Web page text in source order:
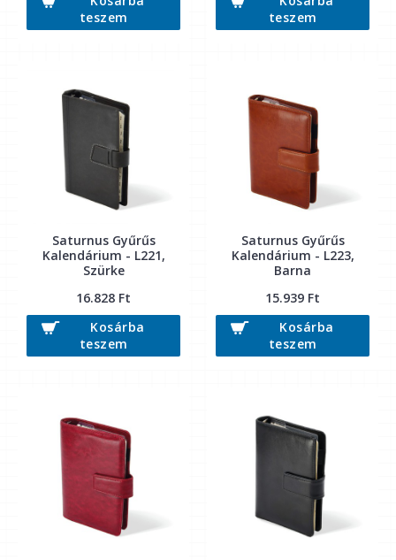
teszem
teszem
Saturnus Gyűrűs
Kalendárium - L221,
Szürke
16.828 Ft
Kosárba
teszem
Saturnus Gyűrűs
Kalendárium - L223,
Barna
15.939 Ft
Kosárba
teszem